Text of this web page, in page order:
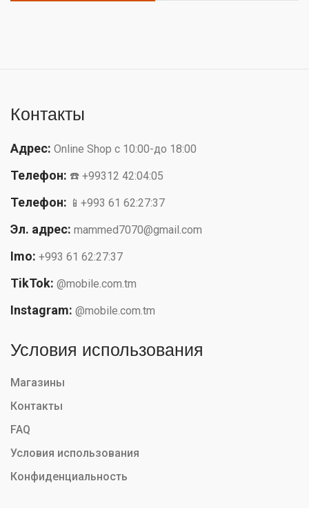
Контакты
Адрес: Online Shop с 10:00-до 18:00
Телефон: ☎️ +99312 42:04:05
Телефон: 📱+993 61 62:27:37
Эл. адрес: mammed7070@gmail.com
Imo: +993 61 62:27:37
TikTok: @mobile.com.tm
Instagram: @mobile.com.tm
Условия использования
Магазины
Контакты
FAQ
Условия использования
Конфиденциальность